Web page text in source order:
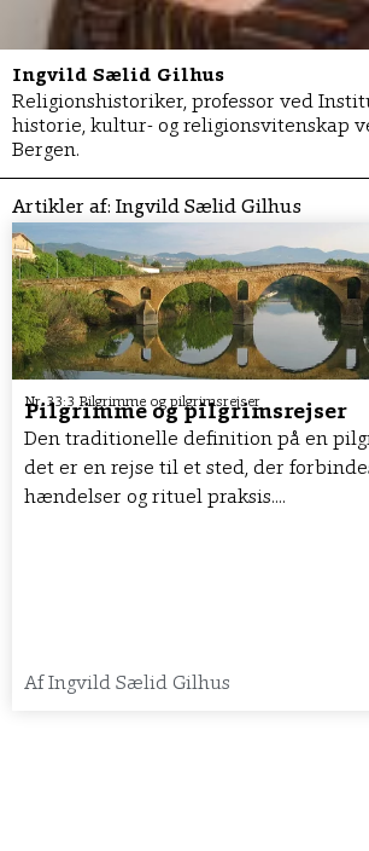
Ingvild Sælid Gilhus
Religionshistoriker, professor ved
historie, kultur- og religionsvitenskap
Bergen.
Artikler af: Ingvild Sælid Gilhus
Nr. 33:3 Pilgrimme og pilgrimsrejser
Pilgrimme og pilgrimsrejser
Den traditionelle definition på en
det er en rejse til et sted, der
hændelser og rituel praksis....
Af Ingvild Sælid Gilhus